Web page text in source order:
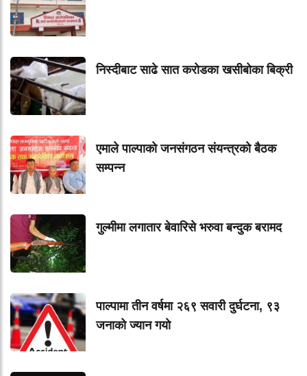
निस्दीबाट साढे सात करोडका खसीबोका बिक्री
एमाले पाल्पाको जनसंगठन संयन्त्रको बैठक
सम्पन्न
गुल्मीमा लगातार बेवारिसे भरुवा बन्दुक बरामद
पाल्पामा तीन वर्षमा २६९ सवारी दुर्घटना, ९३
जनाको ज्यान गयाे